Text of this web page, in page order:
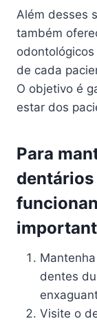
Além desses
também
de cada
O objetivo é
estar dos
Para
dentários
dentes
Visite o